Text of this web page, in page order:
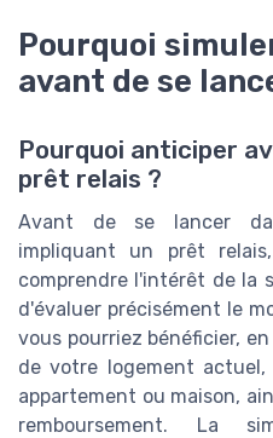
Pourquoi
avant de se
Pourquoi anticiper
prêt relais ?
Avant de se lancer
impliquant un prêt
comprendre l'intérêt de la
d'évaluer précisément le
vous pourriez bénéficier,
de votre logement
appartement ou maison,
remboursement. La